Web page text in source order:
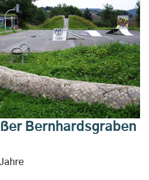
Bernhardsgraben